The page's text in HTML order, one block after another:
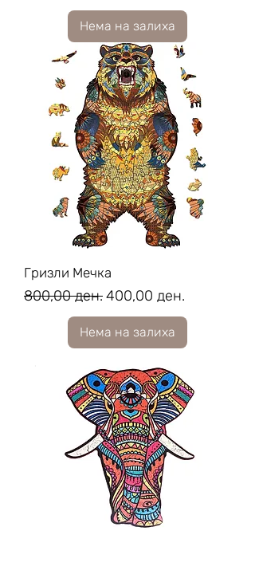
Нема на залиха
Гризли Мечка
Regular Price
800,00 ден.Sale Price
400,00 ден.
Нема на залиха